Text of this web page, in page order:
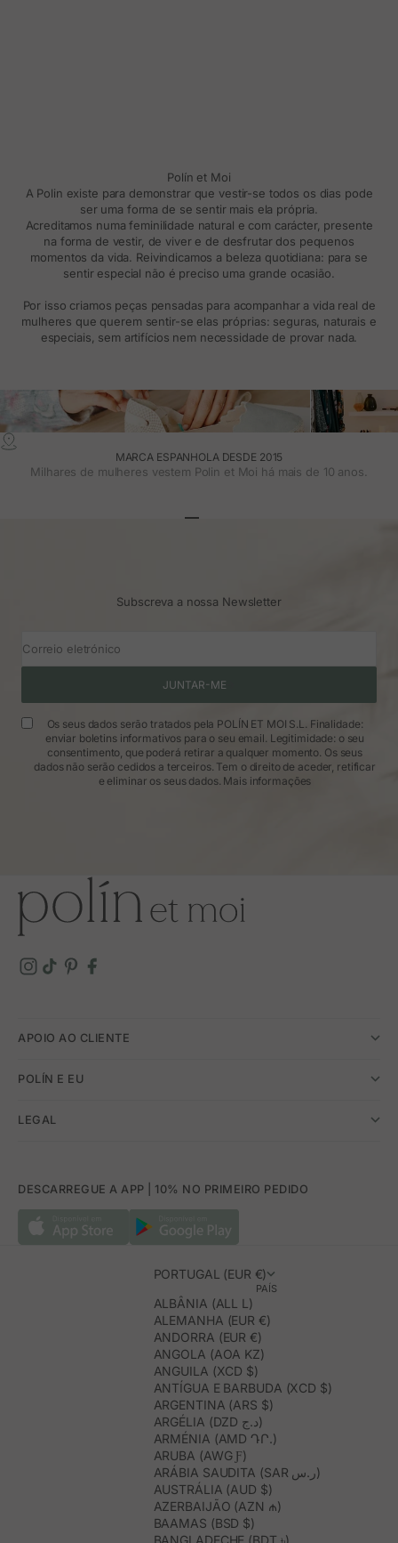
Polín et Moi
A Polin existe para demonstrar que vestir-se todos os dias pode
ser uma forma de se sentir mais ela própria.
Acreditamos numa feminilidade natural e com carácter, presente
na forma de vestir, de viver e de desfrutar dos pequenos
momentos da vida. Reivindicamos a beleza quotidiana: para se
sentir especial não é preciso uma grande ocasião.
Por isso criamos peças pensadas para acompanhar a vida real de
mulheres que querem sentir-se elas próprias: seguras, naturais e
especiais, sem artifícios nem necessidade de provar nada.
MARCA ESPANHOLA DESDE 2015
Milhares de mulheres vestem Polin et Moi há mais de 10 anos.
Subscreva a nossa Newsletter
Correio eletrónico
JUNTAR-ME
Os seus dados serão tratados pela POLÍN ET MOI S.L. Finalidade:
enviar boletins informativos para o seu email. Legitimidade: o seu
consentimento, que poderá retirar a qualquer momento. Os seus
dados não serão cedidos a terceiros. Tem o direito de aceder, retificar
e eliminar os seus dados. Mais informações
APOIO AO CLIENTE
POLÍN E EU
LEGAL
DESCARREGUE A APP | 10% NO PRIMEIRO PEDIDO
PORTUGAL (EUR €)
PAÍS
ALBÂNIA (ALL L)
ALEMANHA (EUR €)
ANDORRA (EUR €)
ANGOLA (AOA KZ)
ANGUILA (XCD $)
ANTÍGUA E BARBUDA (XCD $)
ARGENTINA (ARS $)
ARGÉLIA (DZD د.ج)
ARMÉNIA (AMD ԴՐ.)
ARUBA (AWG Ƒ)
ARÁBIA SAUDITA (SAR ر.س)
AUSTRÁLIA (AUD $)
AZERBAIJÃO (AZN ₼)
BAAMAS (BSD $)
BANGLADECHE (BDT ৳)